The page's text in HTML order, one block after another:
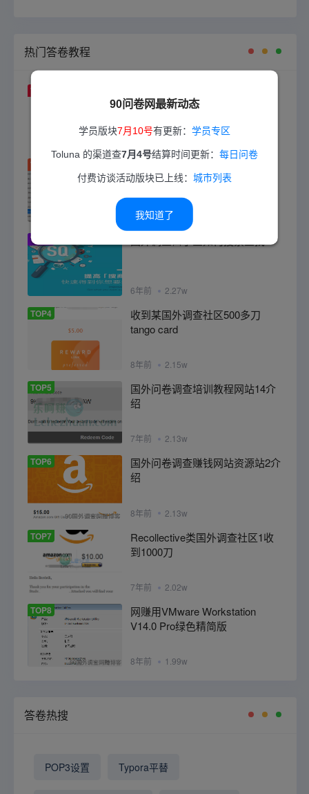
90问卷网最新动态
学员版块7月10号有更新： 学员专区
Toluna 的渠道查7月4号结算时间更新： 每日问卷
付费访谈活动版块已上线： 城市列表
我知道了
热门答卷教程
TOP1
使用？
TOP2
汇总
7年前 2.31w
TOP3
6年前 2.27w
TOP4
收到某国外调查社区500多刀
tango card
8年前 2.15w
TOP5
国外问卷调查培训教程网站14介
绍
7年前 2.13w
TOP6
国外问卷调查赚钱网站资源站2介
绍
8年前 2.13w
TOP7
Recollective类国外调查社区1收
到1000刀
7年前 2.02w
TOP8
网赚用VMware Workstation
V14.0 Pro绿色精简版
8年前 1.99w
答卷热搜
POP3设置 Typora平替